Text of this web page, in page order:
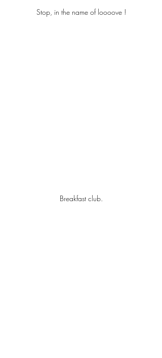
Stop, in the name of loooove !
Breakfast club.